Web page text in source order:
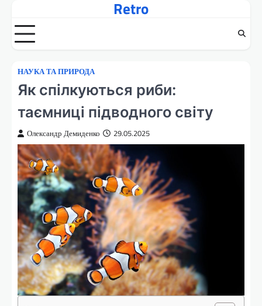
вмісту
Retro
НАУКА ТА ПРИРОДА
Як спілкуються риби:
таємниці підводного світу
Олександр Демиденко 29.05.2025